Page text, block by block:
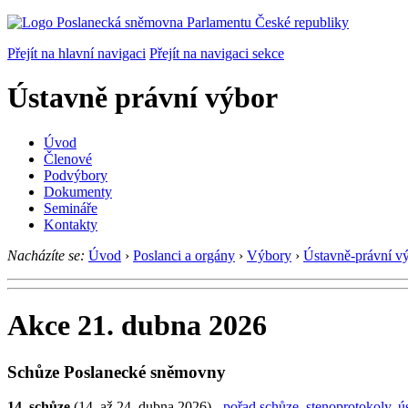
Přejít na hlavní navigaci Přejít na navigaci sekce
Ústavně právní výbor
Úvod
Členové
Podvýbory
Dokumenty
Semináře
Kontakty
Nacházíte se: Úvod › Poslanci a orgány › Výbory › Ústavně-právní
Akce 21. dubna 2026
Schůze Poslanecké sněmovny